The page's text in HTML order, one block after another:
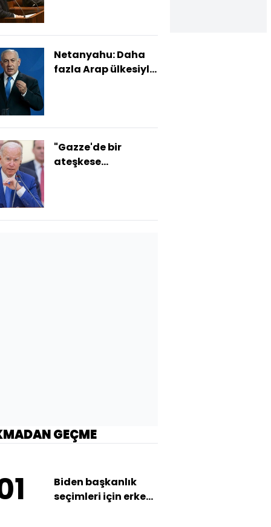
Netanyahu: Daha
fazla Arap ülkesiyle
"Gazze'de bir
ateşkese
GEÇME
Biden başkanlık
seçimleri için erken